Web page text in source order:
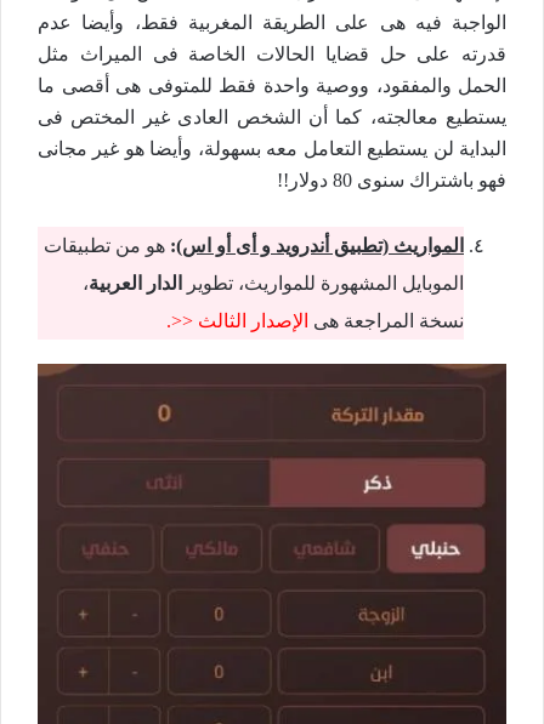
الواجبة فيه هى على الطريقة المغربية فقط، وأيضا عدم
قدرته على حل قضايا الحالات الخاصة فى الميراث مثل
الحمل والمفقود، ووصية واحدة فقط للمتوفى هى أقصى ما
يستطيع معالجته، كما أن الشخص العادى غير المختص فى
البداية لن يستطيع التعامل معه بسهولة، وأيضا هو غير مجانى
فهو باشتراك سنوى 80 دولار!!
المواريث (تطبيق أندرويد و أى أو اس): هو من تطبيقات
الموبايل المشهورة للمواريث، تطوير
الدار العربية،
نسخة المراجعة هى الإصدار الثالث <<.